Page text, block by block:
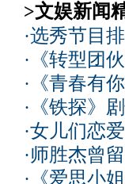
>文娱新闻
·选秀节目
· 《转型团
· 《青春有
· 《铁探》
·女儿们恋
·师胜杰曾
· 《爱思小